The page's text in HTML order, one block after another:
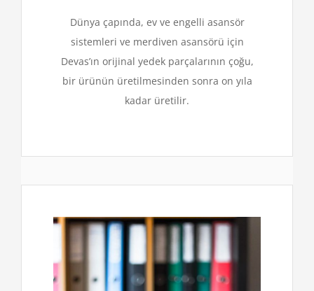
Dünya çapında, ev ve engelli asansör
sistemleri ve merdiven asansörü için
Devas’ın orijinal yedek parçalarının çoğu,
bir ürünün üretilmesinden sonra on yıla
kadar üretilir.